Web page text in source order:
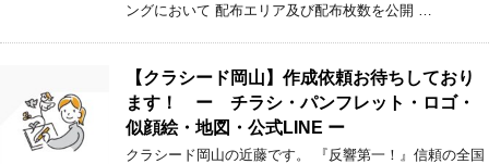
ングにおいて 配布エリア及び配布枚数を公開 …
【クラシード岡山】作成依頼お待ちしており
ます！ ー チラシ・パンフレット・ロゴ・
似顔絵・地図・公式LINE ー
クラシード岡山の近藤です。 『反響第一！』信頼の全国